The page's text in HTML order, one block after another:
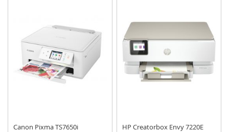
VERLANGLIJST
VERGELIJKEN
VERLANGLIJST
VERGELIJKEN
Canon Pixma TS7650i HP Creatorbox Envy 7220E